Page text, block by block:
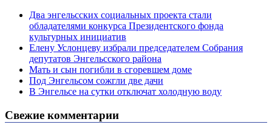
Два энгельсских социальных проекта стали
обладателями конкурса Президентского фонда
культурных инициатив
Елену Услонцеву избрали председателем Собрания
депутатов Энгельсского района
Мать и сын погибли в сгоревшем доме
Под Энгельсом сожгли две дачи
В Энгельсе на сутки отключат холодную воду
Свежие комментарии